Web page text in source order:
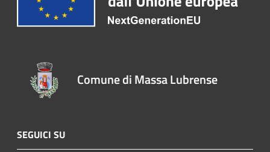
Comune di Massa Lubrense
SEGUICI SU